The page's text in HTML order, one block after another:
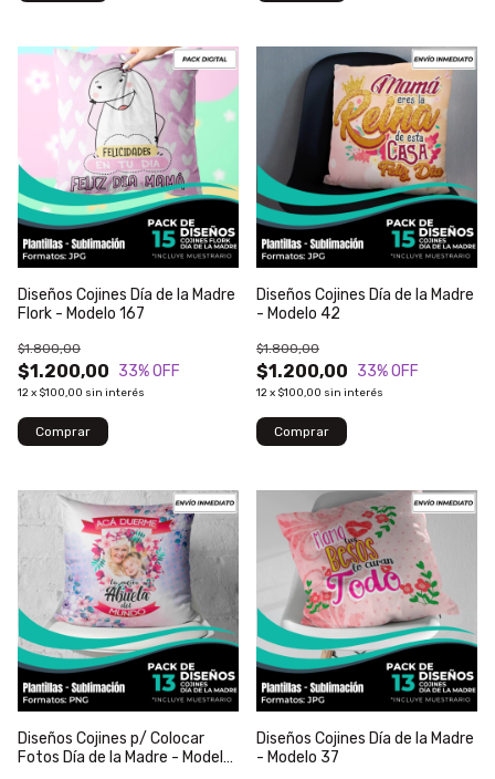
Diseños Cojines Día de la Madre
Flork - Modelo 167
$1.200,00
$1.800,00
33% OFF
12x $100,00 sin interés
Diseños Cojines Día de la Madre
- Modelo 42
$1.200,00
$1.800,00
33% OFF
12x $100,00 sin interés
Diseños Cojines p/ Colocar
Fotos Día de la Madre - Modelo
Diseños Cojines Día de la Madre
- Modelo 37